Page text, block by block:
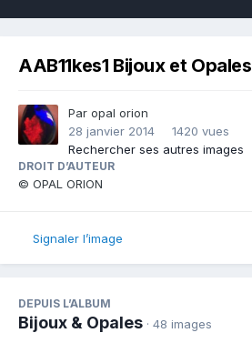
AAB11kes1 Bijoux et Opales
Par opal orion
28 janvier 2014
1420 vues
Rechercher ses autres images
DROIT D’AUTEUR
© OPAL ORION
Signaler l’image
DEPUIS L’ALBUM
Bijoux & Opales · 48 images